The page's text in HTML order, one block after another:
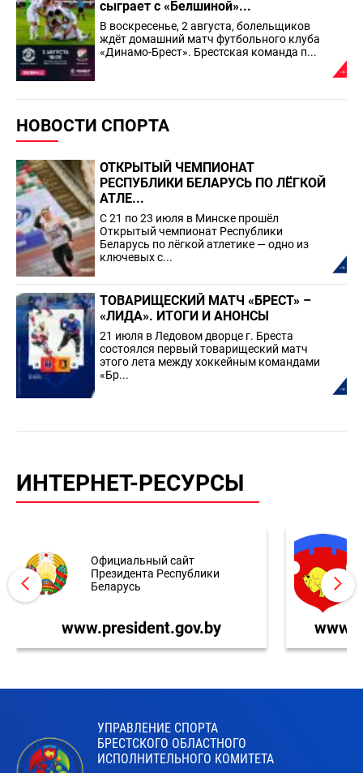
сыграет с «Белшиной»...
В воскресенье, 2 августа, болельщиков
ждёт домашний матч футбольного клуба
«Динамо-Брест». Брестская команда п...
НОВОСТИ СПОРТА
ОТКРЫТЫЙ ЧЕМПИОНАТ
РЕСПУБЛИКИ БЕЛАРУСЬ ПО ЛЁГКОЙ
АТЛЕ...
С 21 по 23 июля в Минске прошёл
Открытый чемпионат Республики
Беларусь по лёгкой атлетике — одно из
ключевых с...
ТОВАРИЩЕСКИЙ МАТЧ «БРЕСТ» –
«ЛИДА». ИТОГИ И АНОНСЫ
21 июля в Ледовом дворце г. Бреста
состоялся первый товарищеский матч
этого лета между хоккейным командами
«Бр...
ИНТЕРНЕТ-РЕСУРСЫ
Официальный сайт
Президента Республики
Беларусь
www.president.gov.by
УПРАВЛЕНИЕ СПОРТА
БРЕСТСКОГО ОБЛАСТНОГО
ИСПОЛНИТЕЛЬНОГО КОМИТЕТА